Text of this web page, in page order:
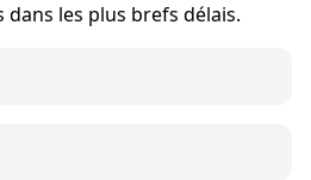
les plus brefs délais.